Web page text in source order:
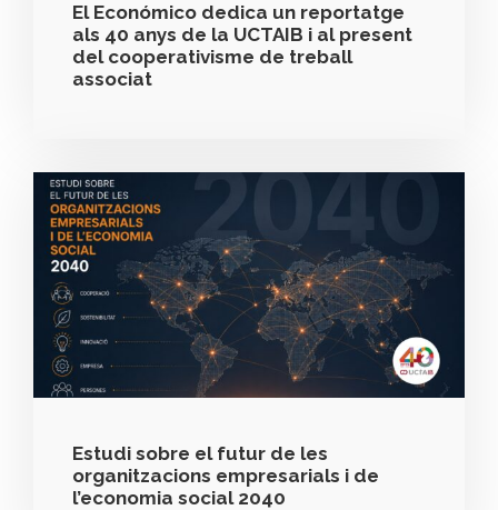
El Económico dedica un reportatge
als 40 anys de la UCTAIB i al present
del cooperativisme de treball
associat
Estudi sobre el futur de les
organitzacions empresarials i de
l’economia social 2040